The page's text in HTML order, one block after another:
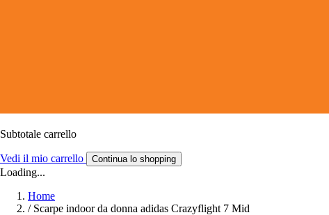
Subtotale carrello
Vedi il mio carrello Continua lo shopping
Loading...
Home
/ Scarpe indoor da donna adidas Crazyflight 7 Mid